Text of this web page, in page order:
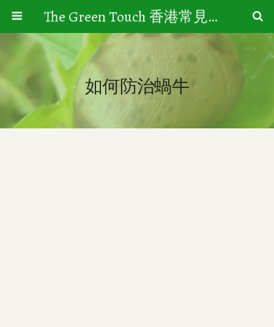
The Green Touch 香港常見樹木園藝生活
如何防治蝸牛